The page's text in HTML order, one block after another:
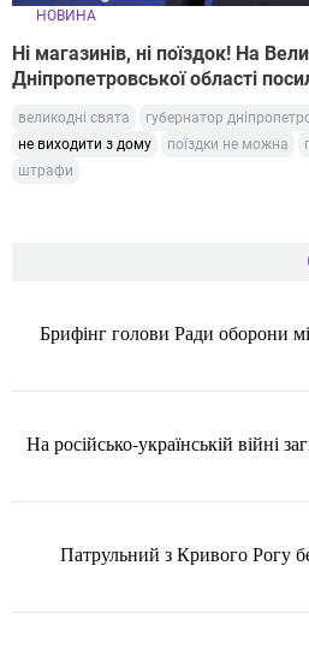
НОВИНА
Ні магазинів, ні поїздок! На
Дніпропетровської області
великодні свята губернатор
не виходити з дому
поїздки не можна
штрафи
Брифінг голови Ради оборони
На російсько-українській війні
Патрульний з Кривого Рогу